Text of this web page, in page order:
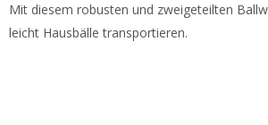
Mit diesem robusten und zweigeteilten
leicht Hausbälle transportieren.